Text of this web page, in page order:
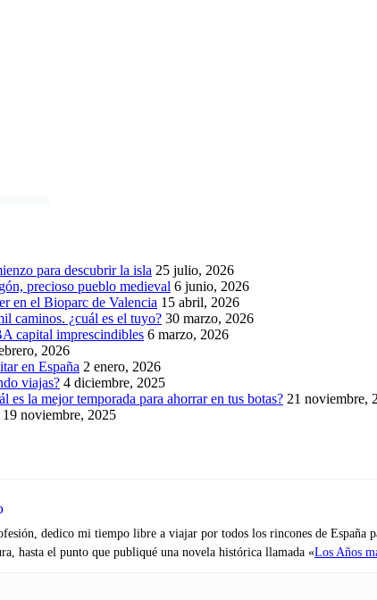
para descubrir la isla 25 julio, 2026
precioso pueblo medieval 6 junio, 2026
en el Bioparc de Valencia 15 abril, 2026
caminos. ¿cuál es el tuyo? 30 marzo, 2026
capital imprescindibles 6 marzo, 2026
2026
en España 2 enero, 2026
viajas? 4 diciembre, 2025
es la mejor temporada para ahorrar en tus botas? 21 noviembre,
19 noviembre, 2025
dedico mi tiempo libre a viajar por todos los rincones de España
hasta el punto que publiqué una novela histórica llamada «Los Años